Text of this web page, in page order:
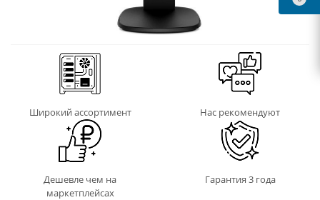
Широкий ассортимент Нас рекомендуют
Дешевле чем на
маркетплейсах
Гарантия 3 года